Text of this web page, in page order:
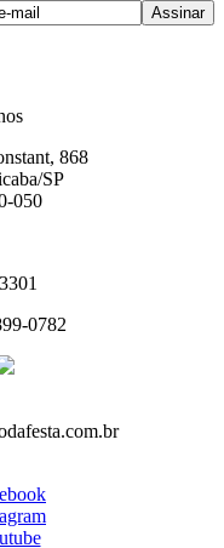
868
SP
050
0782